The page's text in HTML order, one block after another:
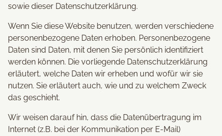
sowie dieser Datenschutzerklärung.
Wenn Sie diese Website benutzen, werden verschiedene
personenbezogene Daten erhoben. Personenbezogene
Daten sind Daten, mit denen Sie persönlich identifiziert
werden können. Die vorliegende Datenschutzerklärung
erläutert, welche Daten wir erheben und wofür wir sie
nutzen. Sie erläutert auch, wie und zu welchem Zweck
das geschieht.
Wir weisen darauf hin, dass die Datenübertragung im
Internet (z.B. bei der Kommunikation per E-Mail)